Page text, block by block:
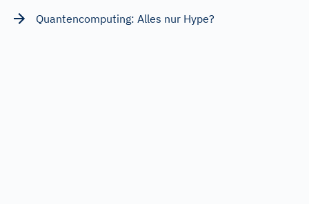
Quantencomputing: Alles nur Hype?